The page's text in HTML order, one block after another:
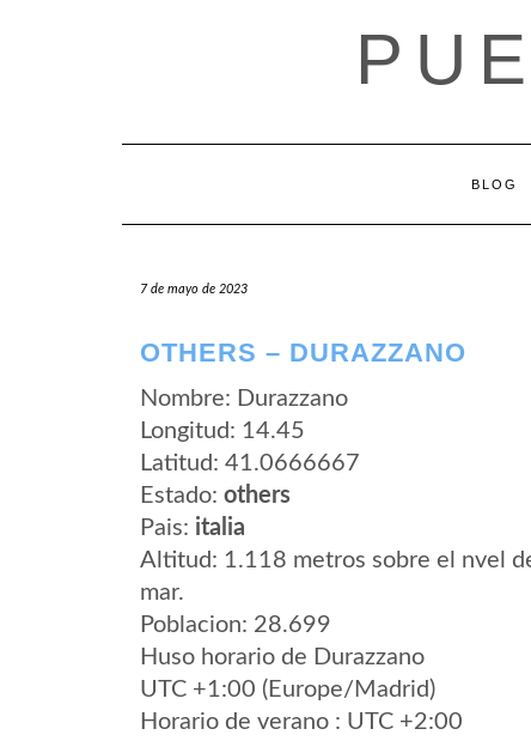
BLOG
7 de mayo de 2023
OTHERS – DURAZZANO
Nombre: Durazzano
Longitud: 14.45
Latitud: 41.0666667
Estado: others
Pais: italia
Altitud: 1.118 metros sobre el nvel
mar.
Poblacion: 28.699
Huso horario de Durazzano
UTC +1:00 (Europe/Madrid)
Horario de verano : UTC +2:00